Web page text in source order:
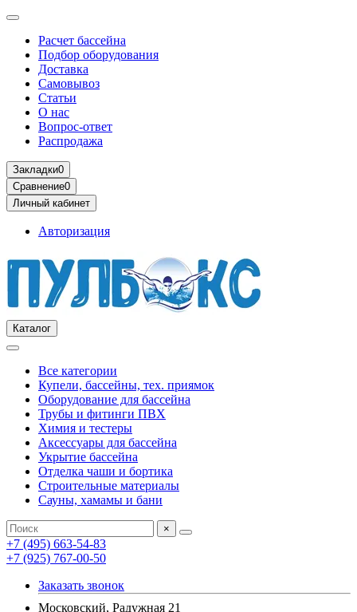
Расчет бассейна
Подбор оборудования
Доставка
Самовывоз
Статьи
О нас
Вопрос-ответ
Распродажа
Закладки0
Сравнение0
Личный кабинет
Авторизация
Каталог
Все категории
Купели, бассейны, тех. приямок
Оборудование для бассейна
Трубы и фитинги ПВХ
Химия и тестеры
Аксессуары для бассейна
Укрытие бассейна
Отделка чаши и бортика
Строительные материалы
Сауны, хамамы и бани
×
+7 (495) 663-54-83
+7 (925) 767-00-50
Заказать звонок
Московский, Радужная 21